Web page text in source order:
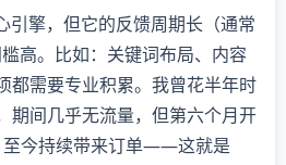
引擎，但它的反馈周期长（通常
高。比如：关键词布局、内容
都需要专业积累。我曾花半年时
期间几乎无流量，但第六个月开
至今持续带来订单——这就是